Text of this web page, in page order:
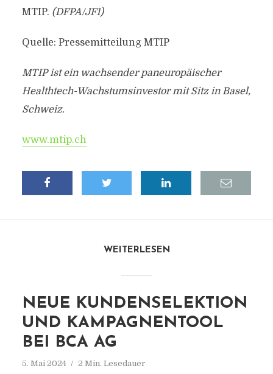
MTIP. (DFPA/JF1)
Quelle: Pressemitteilung MTIP
MTIP ist ein wachsender paneuropäischer
Healthtech-Wachstumsinvestor mit Sitz in Basel,
Schweiz.
www.mtip.ch
WEITERLESEN
NEUE KUNDENSELEKTION
UND KAMPAGNENTOOL
BEI BCA AG
5. Mai 2024 2 Min. Lesedauer